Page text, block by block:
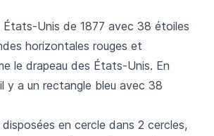
États-Unis de 1877 avec 38 étoiles
horizontales rouges et
le drapeau des États-Unis. En
y a un rectangle bleu avec 38
en cercle dans 2 cercles,